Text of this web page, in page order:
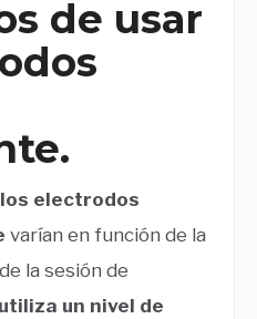
de usar
electrodos
varían en función de la
la sesión de
un nivel de